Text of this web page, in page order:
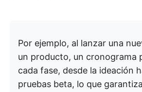
Por ejemplo, al lanzar una
un producto, un cronograma
cada fase, desde la ideación
pruebas beta, lo que